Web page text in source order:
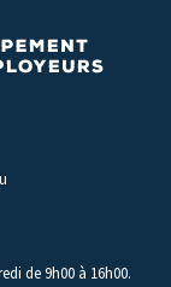
de 9h00 à 16h00.